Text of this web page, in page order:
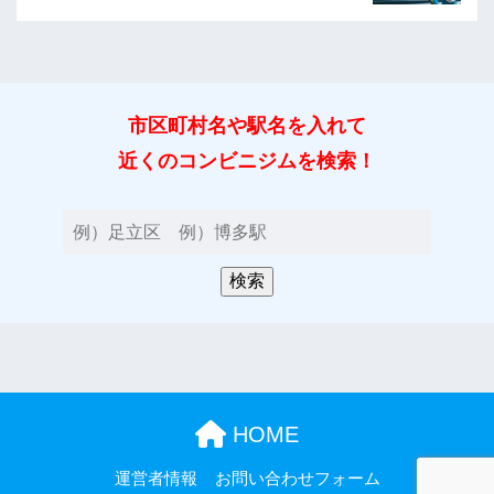
市区町村名や駅名を入れて
近くのコンビニジムを検索！
HOME
運営者情報 お問い合わせフォーム